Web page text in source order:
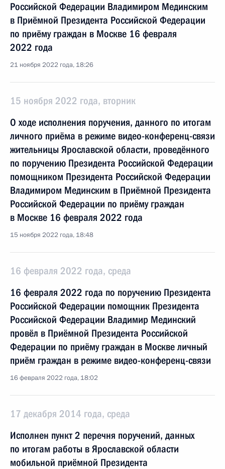
Российской Федерации Владимиром Мединским
в Приёмной Президента Российской Федерации
по приёму граждан в Москве 16 февраля
2022 года
21 ноября 2022 года, 18:26
15 ноября 2022 года, вторник
О ходе исполнения поручения, данного по итогам
личного приёма в режиме видео-конференц-связи
жительницы Ярославской области, проведённого
по поручению Президента Российской Федерации
помощником Президента Российской Федерации
Владимиром Мединским в Приёмной Президента
Российской Федерации по приёму граждан
в Москве 16 февраля 2022 года
15 ноября 2022 года, 18:48
16 февраля 2022 года, среда
16 февраля 2022 года по поручению Президента
Российской Федерации помощник Президента
Российской Федерации Владимир Мединский
провёл в Приёмной Президента Российской
Федерации по приёму граждан в Москве личный
приём граждан в режиме видео-конференц-связи
16 февраля 2022 года, 18:02
17 декабря 2014 года, среда
Исполнен пункт 2 перечня поручений, данных
по итогам работы в Ярославской области
мобильной приёмной Президента